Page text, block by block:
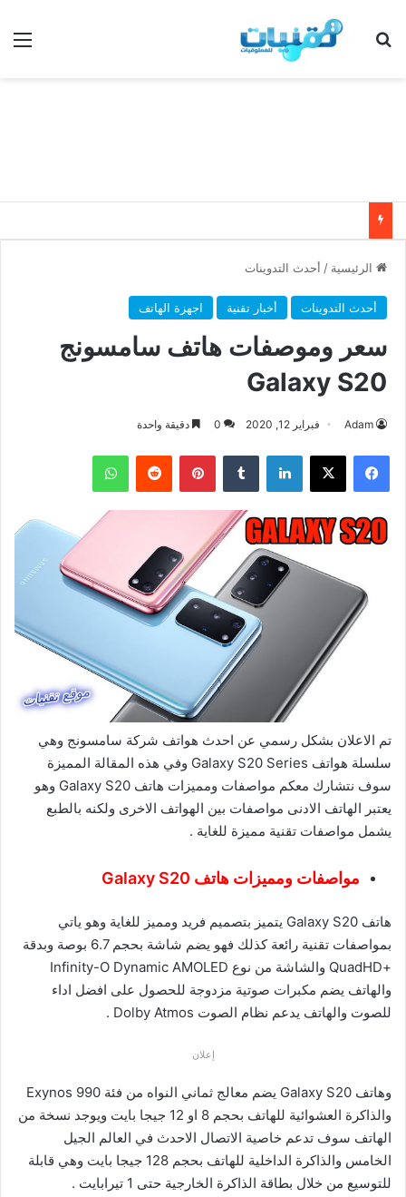
بحث عن
الرئيسية / أحدث التدوينات
أحدث التدوينات أخبار تقنية اجهزة الهاتف
سعر وموصفات هاتف سامسونج
Galaxy S20
Adam فبراير 12, 2020 0 دقيقة واحدة
فيسبوك ‫X لينكدإن بينتيريست واتساب
تم الاعلان بشكل رسمي عن احدث هواتف شركة سامسونج وهي
سلسلة هواتف Galaxy S20 Series وفي هذه المقالة المميزة
سوف نتشارك معكم مواصفات ومميزات هاتف Galaxy S20 وهو
يعتبر الهاتف الادنى مواصفات بين الهواتف الاخرى ولكنه بالطبع
يشمل مواصفات تقنية مميزة للغاية .
مواصفات ومميزات هاتف Galaxy S20
هاتف Galaxy S20 يتميز بتصميم فريد ومميز للغاية وهو ياتي
بمواصفات تقنية رائعة كذلك فهو يضم شاشة بحجم 6.7 بوصة وبدقة
+QuadHD والشاشة من نوع Infinity-O Dynamic AMOLED
والهاتف يضم مكبرات صوتية مزدوجة للحصول على افضل اداء
للصوت والهاتف يدعم نظام الصوت Dolby Atmos .
إعلان
وهاتف Galaxy S20 يضم معالج ثماني النواه من فئة Exynos 990
والذاكرة العشوائية للهاتف بحجم 8 او 12 جيجا بايت ويوجد نسخة من
الهاتف سوف تدعم خاصية الاتصال الاحدث في العالم الجيل
الخامس والذاكرة الداخلية للهاتف بحجم 128 جيجا بايت وهي قابلة
للتوسيع من خلال بطاقة الذاكرة الخارجية حتى 1 تيرابايت .